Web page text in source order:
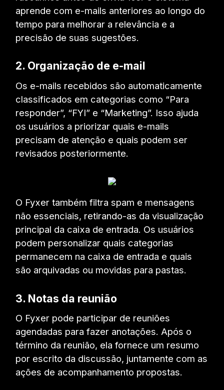
aprende com e-mails anteriores ao longo do
tempo para melhorar a relevância e a
precisão de suas sugestões.
2. Organização de e-mail
Os e-mails recebidos são automaticamente
classificados em categorias como “Para
responder”, “FYI” e “Marketing”. Isso ajuda
os usuários a priorizar quais e-mails
precisam de atenção e quais podem ser
revisados posteriormente.
O Fyxer também filtra spam e mensagens
não essenciais, retirando-as da visualização
principal da caixa de entrada. Os usuários
podem personalizar quais categorias
permanecem na caixa de entrada e quais
são arquivadas ou movidas para pastas.
3. Notas da reunião
O Fyxer pode participar de reuniões
agendadas para fazer anotações. Após o
término da reunião, ela fornece um resumo
por escrito da discussão, juntamente com as
ações de acompanhamento propostas.